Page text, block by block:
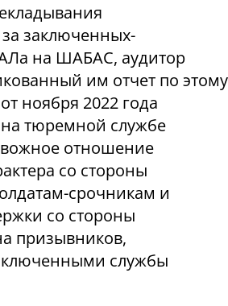
за заключенных-
на ШАБАС, аудитор
им отчет по этому
ноября 2022 года
тюремной службе
отношение
со стороны
срочникам и
со стороны
призывников,
службы